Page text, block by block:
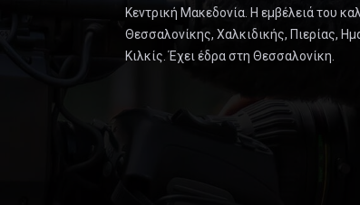
Κεντρική Μακεδονία. Η εμβέλειά του
Θεσσαλονίκης, Χαλκιδικής, Πιερίας,
Κιλκίς. Έχει έδρα στη Θεσσαλονίκη.